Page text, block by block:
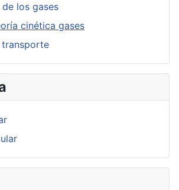
los gases
cinética gases
transporte